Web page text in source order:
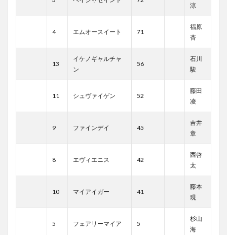
涼
4 エムオースイート 71
福原
杏
13
イケノギャルチャ
ン
56
石川
駿
11 シュヴァイゲン 52
藤田
凌
9 ファインデイ 45
吉井
章
8 エヴィエニス 42
西啓
太
10 マイアイガー 41
藤本
現
5 フェアリーマイア 5
杉山
海